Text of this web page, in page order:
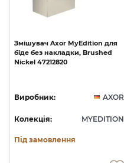
Змішувач Axor MyEdition для
біде без накладки, Brushed
Nickel 47212820
Виробник: AXOR
Колекція: MYEDITION
Під замовлення